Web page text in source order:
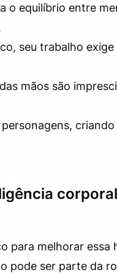
o equilíbrio entre
seu trabalho
mãos são
para melhorar essa
pode ser parte da